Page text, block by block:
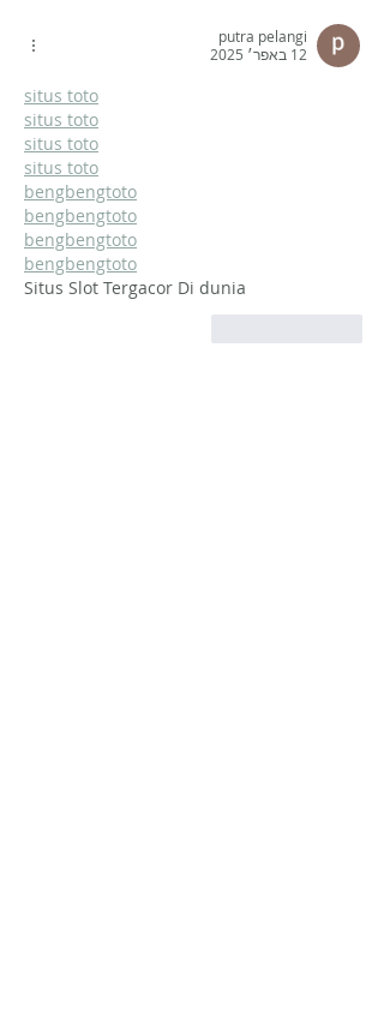
putra pelangi
12 באפר׳ 2025
situs toto
situs toto
situs toto
situs toto
bengbengtoto
bengbengtoto
bengbengtoto
bengbengtoto
Situs Slot Tergacor Di dunia